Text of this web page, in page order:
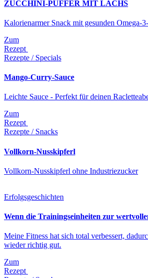
ZUCCHINI-PUFFER MIT LACHS
Kalorienarmer Snack mit gesunden Omega-
Zum
Rezept
Rezepte / Specials
Mango-Curry-Sauce
Leichte Sauce - Perfekt für deinen
Zum
Rezept
Rezepte / Snacks
Vollkorn-Nusskipferl
Vollkorn-Nusskipferl ohne Industriezucker
Erfolgsgeschichten
Wenn die Trainingseinheiten zur
Meine Fitness hat sich total verbessert,
wieder richtig gut.
Zum
Rezept